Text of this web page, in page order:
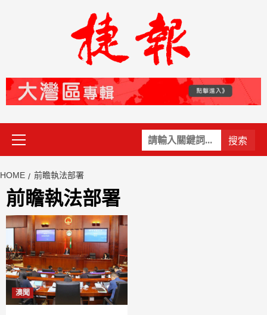
關
鍵
Primary
Menu
HOME 前瞻執法部署
前瞻執法部署
澳聞